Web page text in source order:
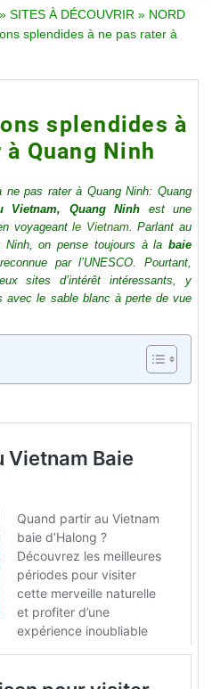
» SITES À DÉCOUVRIR » NORD
splendides à ne pas rater à
splendides à
Quang Ninh
ne pas rater à Quang Ninh: Quang
Vietnam, Quang Ninh est une
voyageantle Vietnam. Parlant au
Ninh, on pense toujours à la baie
par l’UNESCO. Pourtant,
sites d’intérêt intéressants, y
avec le sable blanc à perte de vue